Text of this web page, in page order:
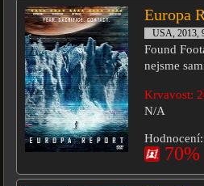
Europa
USA, 2013,
Found
nejsme
Krvavost:
N/A
Hodnocení:
70%